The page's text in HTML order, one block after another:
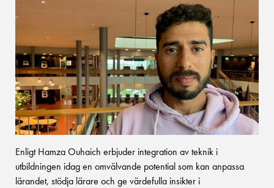
Enligt Hamza Ouhaich erbjuder integration av teknik i
utbildningen idag en omvälvande potential som kan anpassa
lärandet, stödja lärare och ge värdefulla insikter i